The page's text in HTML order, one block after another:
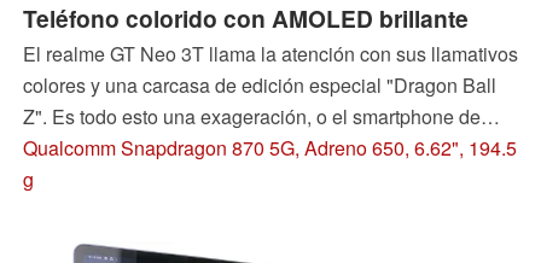
Teléfono colorido con AMOLED brillante
El realme GT Neo 3T llama la atención con sus llamativos
colores y una carcasa de edición especial "Dragon Ball
Z". Es todo esto una exageración, o el smartphone de
gama media también demuestra su valía en nuestro
análisis?
Qualcomm Snapdragon 870 5G, Adreno 650, 6.62", 194.5
g